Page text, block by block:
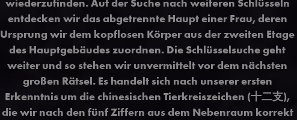
entdecken wir das abgetrennte Haupt einer Frau, deren
Ursprung wir dem kopflosen Körper aus der zweiten Etage
des Hauptgebäudes zuordnen. Die Schlüsselsuche geht
weiter und so stehen wir unvermittelt vor dem nächsten
großen Rätsel. Es handelt sich nach unserer ersten
Erkenntnis um die chinesischen Tierkreiszeichen (十二支),
die wir nach den fünf Ziffern aus dem Nebenraum korrekt